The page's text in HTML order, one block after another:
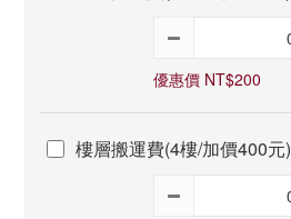
優惠價 NT$200
樓層搬運費(4樓/加價400元)